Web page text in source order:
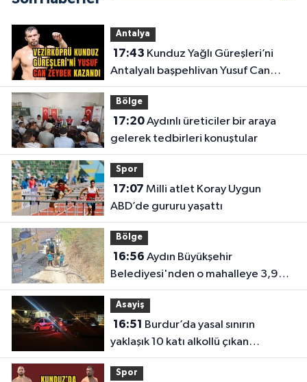
Antalya
17:43
Antalyalı başpehlivan Yusuf Can
Zeybek kazandı
Bölge
17:20Aydınlı üreticiler bir araya
gelerek tedbirleri konuştular
Spor
17:07
ABD’de gururu yaşattı
Bölge
16:56
Belediyesi'nden o mahalleye 3,9
milyon TL’lik yatırım
Asayiş
16:51
yaklaşık 10 katı alkollü çıkan
sürücüye büyük ceza
Spor